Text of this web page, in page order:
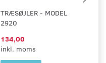
TRÆSØJLER - MODEL
2920
134,00
inkl. moms